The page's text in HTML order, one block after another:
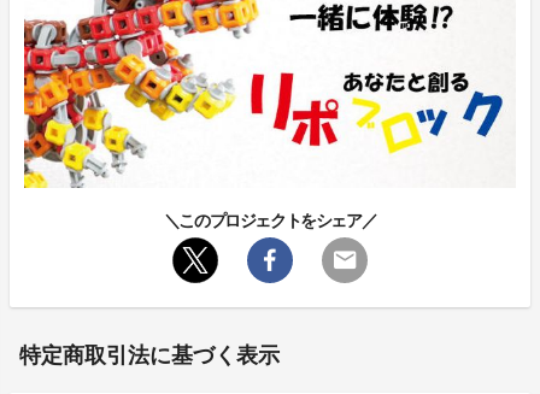
＼このプロジェクトをシェア／
特定商取引法に基づく表示